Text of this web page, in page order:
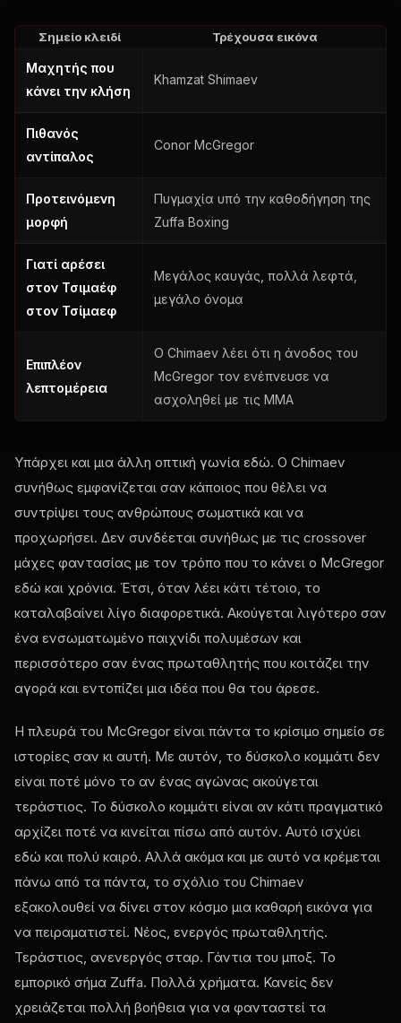
Σημείο κλειδί Τρέχουσα εικόνα
Μαχητής που
κάνει την κλήση
Khamzat Shimaev
Πιθανός
αντίπαλος
Conor McGregor
Προτεινόμενη
μορφή
Πυγμαχία υπό την καθοδήγηση της
Zuffa Boxing
Γιατί αρέσει
στον Τσιμαέφ
στον Τσίμαεφ
Μεγάλος καυγάς, πολλά λεφτά,
μεγάλο όνομα
Επιπλέον
λεπτομέρεια
Ο Chimaev λέει ότι η άνοδος του
McGregor τον ενέπνευσε να
ασχοληθεί με τις MMA
Υπάρχει και μια άλλη οπτική γωνία εδώ. Ο Chimaev
συνήθως εμφανίζεται σαν κάποιος που θέλει να
συντρίψει τους ανθρώπους σωματικά και να
προχωρήσει. Δεν συνδέεται συνήθως με τις crossover
μάχες φαντασίας με τον τρόπο που το κάνει ο McGregor
εδώ και χρόνια. Έτσι, όταν λέει κάτι τέτοιο, το
καταλαβαίνει λίγο διαφορετικά. Ακούγεται λιγότερο σαν
ένα ενσωματωμένο παιχνίδι πολυμέσων και
περισσότερο σαν ένας πρωταθλητής που κοιτάζει την
αγορά και εντοπίζει μια ιδέα που θα του άρεσε.
Η πλευρά του McGregor είναι πάντα το κρίσιμο σημείο σε
ιστορίες σαν κι αυτή. Με αυτόν, το δύσκολο κομμάτι δεν
είναι ποτέ μόνο το αν ένας αγώνας ακούγεται
τεράστιος. Το δύσκολο κομμάτι είναι αν κάτι πραγματικό
αρχίζει ποτέ να κινείται πίσω από αυτόν. Αυτό ισχύει
εδώ και πολύ καιρό. Αλλά ακόμα και με αυτό να κρέμεται
πάνω από τα πάντα, το σχόλιο του Chimaev
εξακολουθεί να δίνει στον κόσμο μια καθαρή εικόνα για
να πειραματιστεί. Νέος, ενεργός πρωταθλητής.
Τεράστιος, ανενεργός σταρ. Γάντια του μποξ. Το
εμπορικό σήμα Zuffa. Πολλά χρήματα. Κανείς δεν
χρειάζεται πολλή βοήθεια για να φανταστεί τα